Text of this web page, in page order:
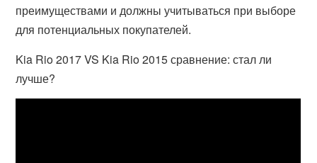
преимуществами и должны учитываться при выборе
для потенциальных покупателей.
Kia Rio 2017 VS Kia Rio 2015 сравнение: стал ли
лучше?